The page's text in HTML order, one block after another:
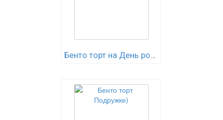
Бенто торт на День рождения!